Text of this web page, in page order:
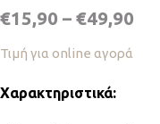
€15,90 – €49,90
Τιμή για online αγορά
Χαρακτηριστικά: